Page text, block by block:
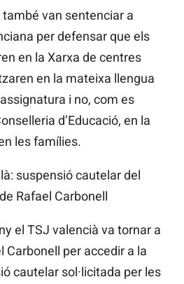
van sentenciar a
per defensar que els
en la Xarxa de centres
en la mateixa llengua
i no, com es
d’Educació, en la
les famílies.
suspensió cautelar del
Rafael Carbonell
el TSJ valencià va tornar a
Carbonell per accedir a la
cautelar sol·licitada per les